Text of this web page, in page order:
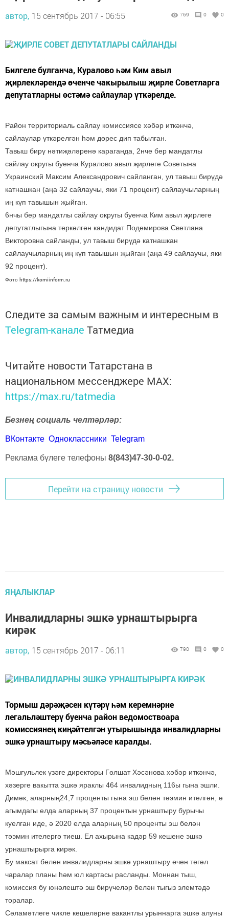
автор, 15 сентябрь 2017 - 06:55 769 0 0
Билгеле булганча, Куралово һәм Ким авыл
җирлекләрендә өченче чакырылыш җирле Советларга
депутатларны өстәмә сайлаулар үткәрелде.
Район территориаль сайлау комиссиясе хәбәр иткәнчә,
сайлаулар үткәрелгән һәм дөрес дип табылган.
Тавыш бирү нәтиҗәләренә караганда, 2нче бер мандатлы
сайлау округы буенча Куралово авыл җирлеге Советына
Украинский Максим Александрович сайланган, ул тавыш бирүдә
катнашкан (аңа 32 сайлаучы, яки 71 процент) сайлаучыларның
иң күп тавышын җыйган.
6нчы бер мандатлы сайлау округы буенча Ким авыл җирлеге
депутатлыгына теркәлгән кандидат Подемирова Светлана
Викторовна сайланды, ул тавыш бирүдә катнашкан
сайлаучыларның иң күп тавышын җыйган (аңа 49 сайлаучы, яки
92 процент).
Фото https://komiinform.ru
Следите за самым важным и интересным в
Telegram-канале Татмедиа
Читайте новости Татарстана в
национальном мессенджере MАХ:
https://max.ru/tatmedia
Безнең социаль челтәрләр:
ВКонтакте Одноклассники Telegram
Реклама бүлеге телефоны 8(843)47-30-0-02.
Перейти на страницу новости
ЯҢАЛЫКЛАР
Инвалидларны эшкә урнаштырырга
кирәк
автор, 15 сентябрь 2017 - 06:11 790 0 0
Тормыш дәрәҗәсен күтәрү һәм керемнәрне
легальләштерү буенча район ведомоствоара
комиссиянең киңәйтелгән утырышында инвалидларны
эшкә урнаштыру мәсьәләсе каралды.
Мәшгульлек үзәге директоры Гөлшат Хәсәнова хәбәр иткәнчә,
хәзерге вакытта эшкә яраклы 464 инвалидның 116ы гына эшли.
Димәк, аларның24,7 проценты гына эш белән тәэмин ителгән, ә
агымдагы елда аларның 37 процентын урнаштыру бурычы
куелган иде, ә 2020 елда аларның 50 проценты эш белән
тәэмин ителергә тиеш. Ел ахырына кадәр 59 кешене эшкә
урнаштырырга кирәк.
Бу максат белән инвалидларны эшкә урнаштыру өчен төгәл
чаралар планы һәм юл картасы расланды. Моннан тыш,
комиссия бу юнәлештә эш бирүчеләр белән тыгыз элемтәдә
торалар.
Сәламәтлеге чикле кешеләрне вакантлы урыннарга эшкә алуны